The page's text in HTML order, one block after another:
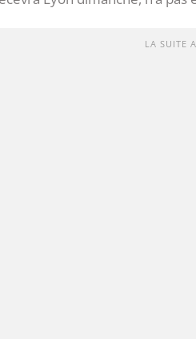
LA SUITE